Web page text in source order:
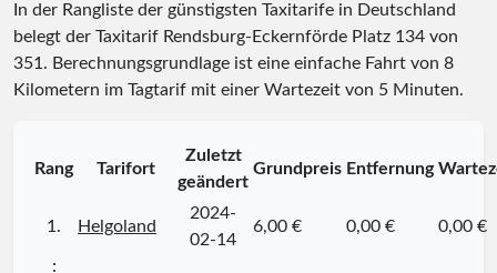
In der Rangliste der günstigsten Taxitarife in Deutschland
belegt der Taxitarif Rendsburg-Eckernförde Platz 134 von
351. Berechnungsgrundlage ist eine einfache Fahrt von 8
Kilometern im Tagtarif mit einer Wartezeit von 5 Minuten.
Rang Tarifort
Zuletzt
geändert
Grundpreis Entfernung
1. Helgoland
2024-
02-14
6,00 € 0,00 € 0,00 €